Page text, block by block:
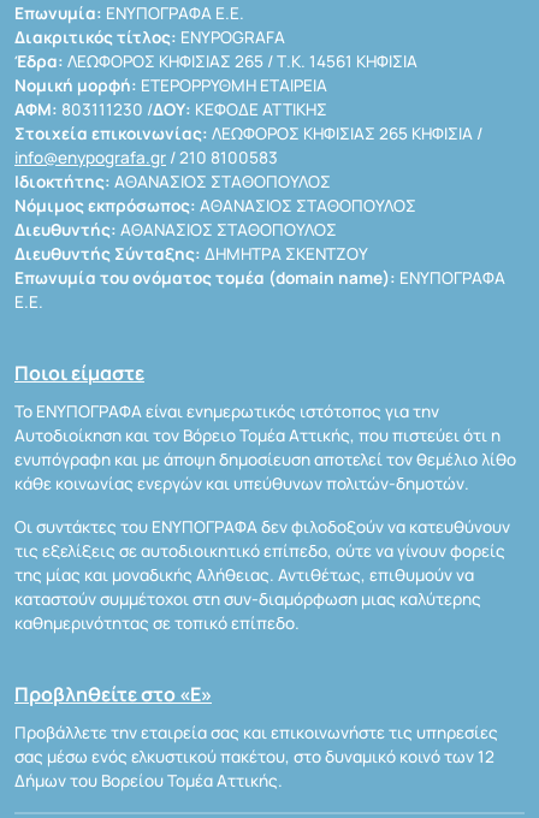
Επωνυμία: ΕΝΥΠΟΓΡΑΦΑ Ε.Ε.
Διακριτικός τίτλος: ENYPOGRAFA
Έδρα: ΛΕΩΦΟΡΟΣ ΚΗΦΙΣΙΑΣ 265 / Τ.Κ. 14561 ΚΗΦΙΣΙΑ
Νομική μορφή: ΕΤΕΡΟΡΡΥΘΜΗ ΕΤΑΙΡΕΙΑ
ΑΦΜ: 803111230 /ΔΟΥ: ΚΕΦΟΔΕ ΑΤΤΙΚΗΣ
Στοιχεία επικοινωνίας: ΛΕΩΦΟΡΟΣ ΚΗΦΙΣΙΑΣ 265 ΚΗΦΙΣΙΑ /
info@enypografa.gr / 210 8100583
Ιδιοκτήτης: ΑΘΑΝΑΣΙΟΣ ΣΤΑΘΟΠΟΥΛΟΣ
Νόμιμος εκπρόσωπος: ΑΘΑΝΑΣΙΟΣ ΣΤΑΘΟΠΟΥΛΟΣ
Διευθυντής: ΑΘΑΝΑΣΙΟΣ ΣΤΑΘΟΠΟΥΛΟΣ
Διευθυντής Σύνταξης: ΔΗΜΗΤΡΑ ΣΚΕΝΤΖΟΥ
Επωνυμία του ονόματος τομέα (domain name): ΕΝΥΠΟΓΡΑΦΑ
Ε.Ε.
Ποιοι είμαστε
Το ΕΝΥΠΟΓΡΑΦΑ είναι ενημερωτικός ιστότοπος για την
Αυτοδιοίκηση και τον Βόρειο Τομέα Αττικής, που πιστεύει ότι η
ενυπόγραφη και με άποψη δημοσίευση αποτελεί τον θεμέλιο λίθο
κάθε κοινωνίας ενεργών και υπεύθυνων πολιτών-δημοτών.
Οι συντάκτες του ΕΝΥΠΟΓΡΑΦΑ δεν φιλοδοξούν να κατευθύνουν
τις εξελίξεις σε αυτοδιοικητικό επίπεδο, ούτε να γίνουν φορείς
της μίας και μοναδικής Αλήθειας. Αντιθέτως, επιθυμούν να
καταστούν συμμέτοχοι στη συν-διαμόρφωση μιας καλύτερης
καθημερινότητας σε τοπικό επίπεδο.
Προβληθείτε στο «Ε»
Προβάλλετε την εταιρεία σας και επικοινωνήστε τις υπηρεσίες
σας μέσω ενός ελκυστικού πακέτου, στο δυναμικό κοινό των 12
Δήμων του Βορείου Τομέα Αττικής.